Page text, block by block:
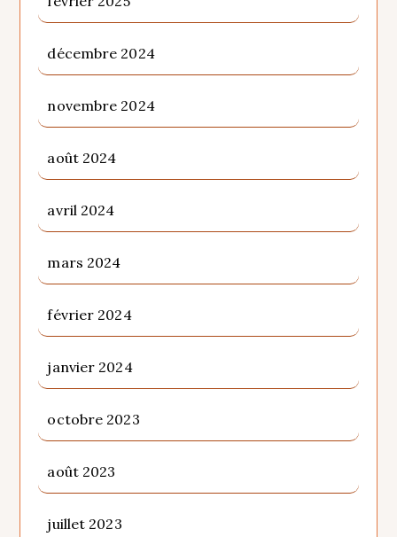
décembre 2024
novembre 2024
août 2024
avril 2024
mars 2024
février 2024
janvier 2024
octobre 2023
août 2023
juillet 2023